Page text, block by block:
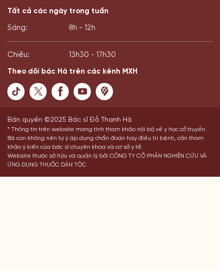
Tất cả các ngày trong tuần
Sáng: 8h - 12h
Chiều: 13h30 - 17h30
Theo dõi bác Hà trên các kênh MXH
Bản quyền ©2025 Bác sĩ Đỗ Thanh Hà
* Thông tin trên website mang tính tham khảo nội bộ về y học cổ truyền.
Bà con không nên tự ý áp dụng chẩn đoán hay điều trị bệnh, cần tham
khảo ý kiến của bác sĩ chuyên khoa và cơ sở y tế.
Website thuộc sở hữu và quản lý bởi CÔNG TY CỔ PHẦN NGHIÊN CỨU VÀ
ỨNG DỤNG THUỐC DÂN TỘC